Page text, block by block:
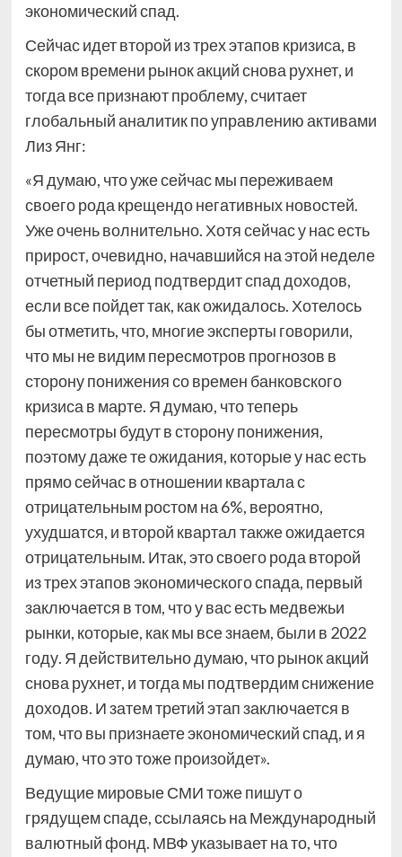
экономический спад.
Сейчас идет второй из трех этапов кризиса, в
скором времени рынок акций снова рухнет, и
тогда все признают проблему, считает
глобальный аналитик по управлению активами
Лиз Янг:
«Я думаю, что уже сейчас мы переживаем
своего рода крещендо негативных новостей.
Уже очень волнительно. Хотя сейчас у нас есть
прирост, очевидно, начавшийся на этой неделе
отчетный период подтвердит спад доходов,
если все пойдет так, как ожидалось. Хотелось
бы отметить, что, многие эксперты говорили,
что мы не видим пересмотров прогнозов в
сторону понижения со времен банковского
кризиса в марте. Я думаю, что теперь
пересмотры будут в сторону понижения,
поэтому даже те ожидания, которые у нас есть
прямо сейчас в отношении квартала с
отрицательным ростом на 6%, вероятно,
ухудшатся, и второй квартал также ожидается
отрицательным. Итак, это своего рода второй
из трех этапов экономического спада, первый
заключается в том, что у вас есть медвежьи
рынки, которые, как мы все знаем, были в 2022
году. Я действительно думаю, что рынок акций
снова рухнет, и тогда мы подтвердим снижение
доходов. И затем третий этап заключается в
том, что вы признаете экономический спад, и я
думаю, что это тоже произойдет».
Ведущие мировые СМИ тоже пишут о
грядущем спаде, ссылаясь на Международный
валютный фонд. МВФ указывает на то, что